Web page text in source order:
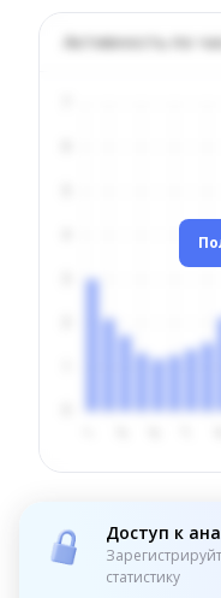
Активность по
Доступ к
статистику